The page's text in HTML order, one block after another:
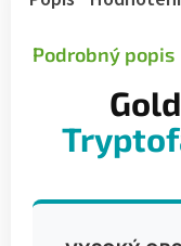
Podrobný popis